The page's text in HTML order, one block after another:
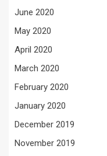
June 2020
May 2020
April 2020
March 2020
February 2020
January 2020
December 2019
November 2019